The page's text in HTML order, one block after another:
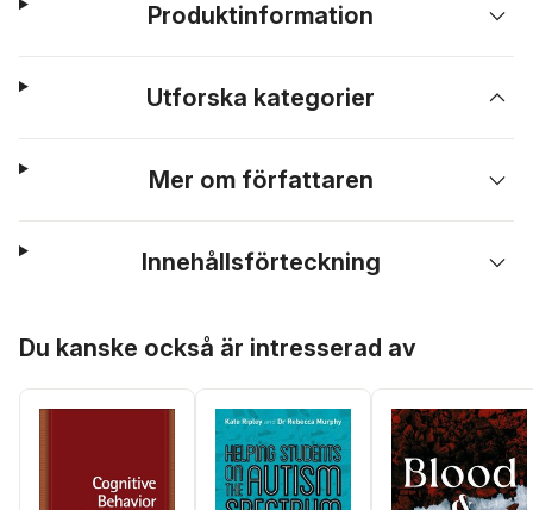
Produktinformation
Utforska kategorier
Mer om författaren
Innehållsförteckning
Du kanske också är intresserad av